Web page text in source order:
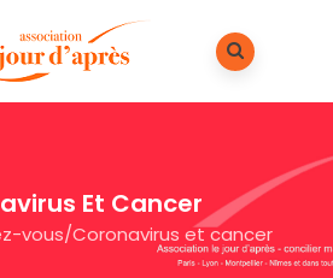
Et Cancer
vous/Coronavirus et cancer